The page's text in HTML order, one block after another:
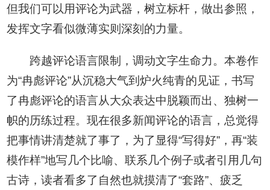
但我们可以用评论为武器，树立标杆，做出参照，
发挥文字看似微薄实则深刻的力量。
跨越评论语言限制，调动文字生命力。本卷作
为“冉彪评论”从沉稳大气到炉火纯青的见证，书写
了冉彪评论的语言从大众表达中脱颖而出、独树一
帜的历练过程。现在很多新闻评论的语言，总觉得
把事情讲清楚就了事了，为了显得“写得好”，再“装
模作样”地写几个比喻、联系几个例子或者引用几句
古诗，读者看多了自然也就摸清了“套路”、疲乏